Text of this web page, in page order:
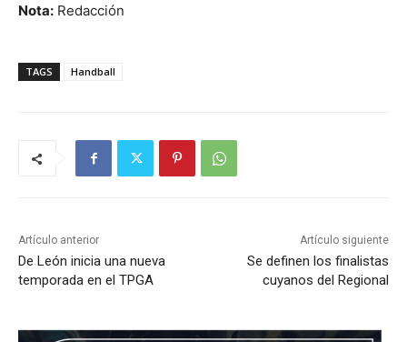
Nota: Redacción
TAGS Handball
Artículo anterior
De León inicia una nueva
temporada en el TPGA
Artículo siguiente
Se definen los finalistas
cuyanos del Regional